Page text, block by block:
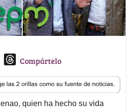
a
i
l
T
r
e
a
Compártelo
quien ha hecho su vida